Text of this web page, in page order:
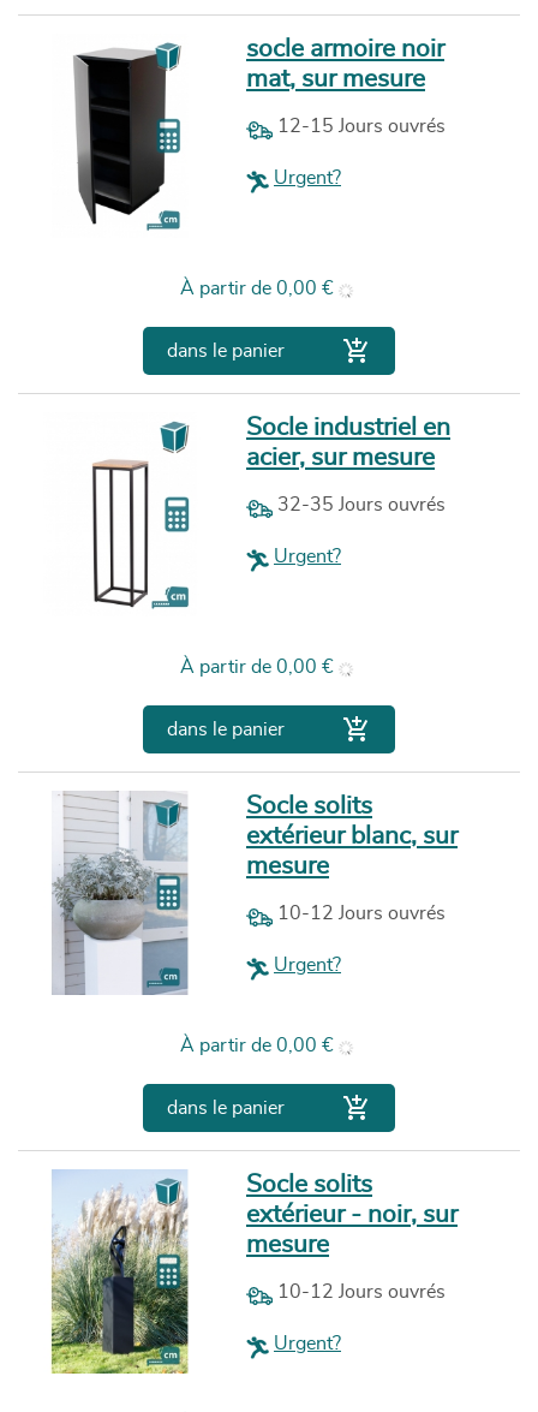
socle armoire noir
mat, sur mesure
12-15 Jours ouvrés
Urgent?
À partir de Prix
0,00 €
dans le panier 
Socle industriel en
acier, sur mesure
32-35 Jours ouvrés
Urgent?
À partir de Prix
0,00 €
dans le panier 
Socle solits
extérieur blanc, sur
mesure
10-12 Jours ouvrés
Urgent?
À partir de Prix
0,00 €
dans le panier 
Socle solits
extérieur - noir, sur
mesure
10-12 Jours ouvrés
Urgent?